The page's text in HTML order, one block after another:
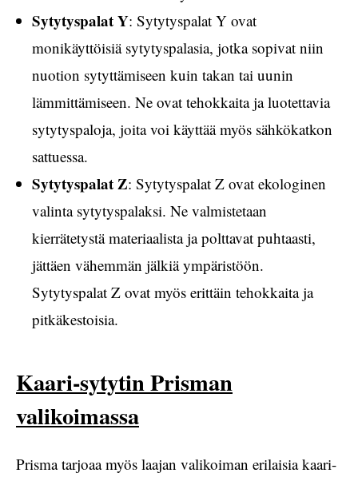
Sytytyspalat Y: Sytytyspalat Y ovat
monikäyttöisiä sytytyspalasia, jotka sopivat niin
nuotion sytyttämiseen kuin takan tai uunin
lämmittämiseen. Ne ovat tehokkaita ja luotettavia
sytytyspaloja, joita voi käyttää myös sähkökatkon
sattuessa.
Sytytyspalat Z: Sytytyspalat Z ovat ekologinen
valinta sytytyspalaksi. Ne valmistetaan
kierrätetystä materiaalista ja polttavat puhtaasti,
jättäen vähemmän jälkiä ympäristöön.
Sytytyspalat Z ovat myös erittäin tehokkaita ja
pitkäkestoisia.
Kaari-sytytin Prisman
valikoimassa
Prisma tarjoaa myös laajan valikoiman erilaisia kaari-